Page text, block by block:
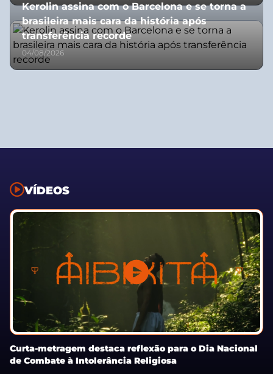
Kerolin assina com o Barcelona e se torna a
brasileira mais cara da história após
transferência recorde
04/08/2026
VÍDEOS
Curta-metragem destaca reflexão para o Dia Nacional
de Combate à Intolerância Religiosa